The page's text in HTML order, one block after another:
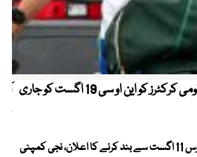
کیریبین پریمیئر لیگ ، قومی کرکٹرز کو این او سی 19 اگست کو جاری
میٹرو بس سروس 11 اگست سے بند کرنے کا اعلان، نجی کمپنی